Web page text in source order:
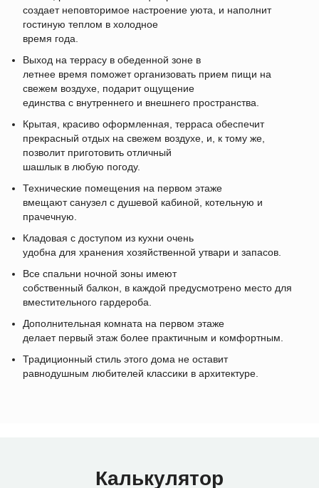
создает неповторимое настроение уюта, и наполнит
гостиную теплом в холодное
время года.
Выход на террасу в обеденной зоне в
летнее время поможет организовать прием пищи на
свежем воздухе, подарит ощущение
единства с внутреннего и внешнего пространства.
Крытая, красиво оформленная, терраса обеспечит
прекрасный отдых на свежем воздухе, и, к тому же,
позволит приготовить отличный
шашлык в любую погоду.
Технические помещения на первом этаже
вмещают санузел с душевой кабиной, котельную и
прачечную.
Кладовая с доступом из кухни очень
удобна для хранения хозяйственной утвари и запасов.
Все спальни ночной зоны имеют
собственный балкон, в каждой предусмотрено место для
вместительного гардероба.
Дополнительная комната на первом этаже
делает первый этаж более практичным и комфортным.
Традиционный стиль этого дома не оставит
равнодушным любителей классики в архитектуре.
Калькулятор